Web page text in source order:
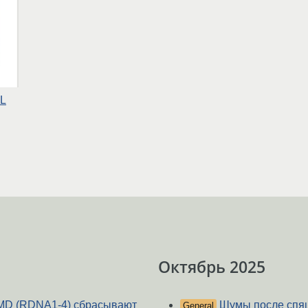
(RDNA1-4) сбрасывают
Октябрь 2025
General Шумы после